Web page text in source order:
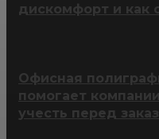
дискомфорт и как
Офисная
помогает
учесть перед